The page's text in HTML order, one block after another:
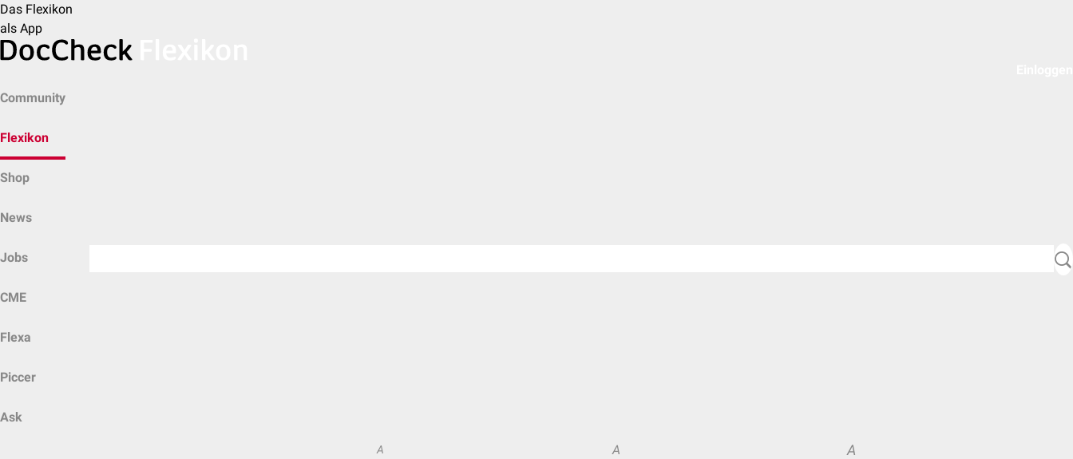
Das Flexikon
als App
Community
Flexikon
Shop
News
Jobs
CME
Flexa
Piccer
Ask
A A A